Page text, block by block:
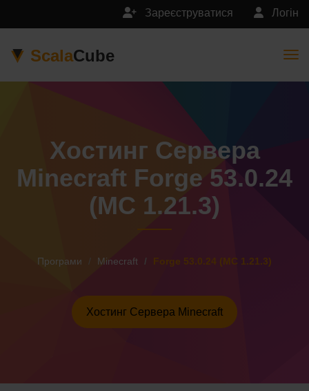
Логін
Зареєструватися
ScalaCube
Хостинг Сервера
Minecraft Forge 53.0.24
(MC 1.21.3)
Програми Minecraft Forge 53.0.24 (MC 1.21.3)
Хостинг Сервера Minecraft